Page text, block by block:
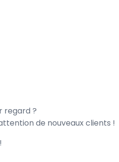
regard ?
de nouveaux clients !